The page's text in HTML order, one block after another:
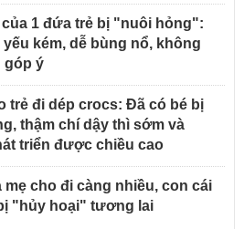
của 1 đứa trẻ bị "nuôi hỏng":
yếu kém, dễ bùng nổ, không
góp ý
trẻ đi dép crocs: Đã có bé bị
thậm chí dậy thì sớm và
triển được chiều cao
mẹ cho đi càng nhiều, con cái
"hủy hoại" tương lai